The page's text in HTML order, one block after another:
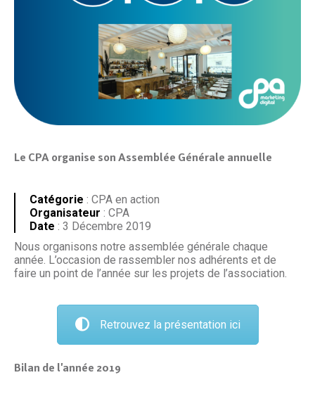
Le CPA organise son Assemblée Générale annuelle
Catégorie : CPA en action
Organisateur : CPA
Date : 3 Décembre 2019
Nous organisons notre assemblée générale chaque
année. L’occasion de rassembler nos adhérents et de
faire un point de l’année sur les projets de l’association.
Retrouvez la présentation ici
Bilan de l'année 2019